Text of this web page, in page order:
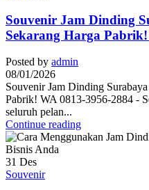
Souvenir Jam Dinding
Sekarang Harga
Posted by admin
08/01/2026
Souvenir Jam Dinding
Pabrik! WA 0813-3956-2884 -
seluruh pelan...
Continue reading
31 Des
Souvenir